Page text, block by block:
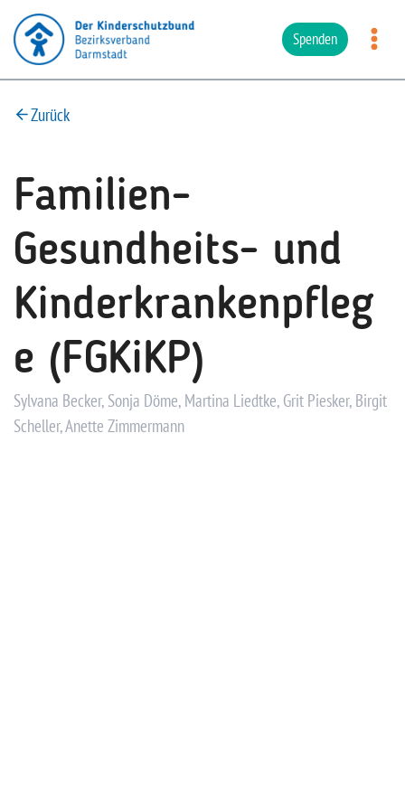
Inhalt
springen
Spenden
Zurück
Familien-
Gesundheits- und
Kinderkrankenpfleg
e (FGKiKP)
Sylvana Becker, Sonja Döme, Martina Liedtke, Grit Piesker, Birgit
Scheller, Anette Zimmermann